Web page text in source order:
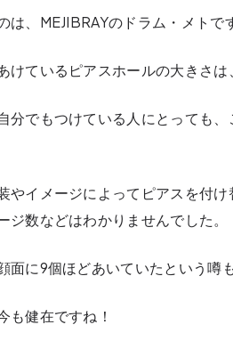
は、MEJIBRAYのドラム・メトで
けているピアスホールの大きさ
分でもつけている人にとっても
やイメージによってピアスを付
ジ数などはわかりませんでした。
面に9個ほどあいていたという噂
も健在ですね！